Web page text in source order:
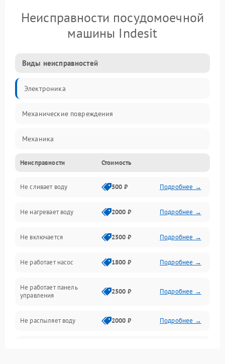
Неисправности посудомоечной
машины Indesit
Виды неисправностей
Электроника
Механические повреждения
Механика
Управление
Электропитание
Датчики
Нагрев
Вода
Гигиена
Программное обеспечение
Неисправности Стоимость
Не сливает воду 500 ₽ Подробнее →
Не нагревает воду 2000 ₽ Подробнее →
Не включается 2500 ₽ Подробнее →
Не работает насос 1800 ₽ Подробнее →
Не работает панель
управления
2500 ₽ Подробнее →
Не распыляет воду 2000 ₽ Подробнее →